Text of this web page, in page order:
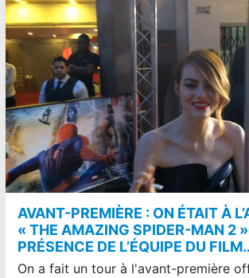
AVANT-PREMIÈRE : ON ÉTAIT À
« THE AMAZING SPIDER-MAN 2 »
PRÉSENCE DE L’ÉQUIPE DU
On a fait un tour à l'avant-première